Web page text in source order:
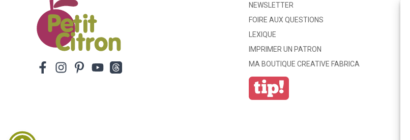
NEWSLETTER
FOIRE AUX QUESTIONS
LEXIQUE
IMPRIMER UN PATRON
MA BOUTIQUE CREATIVE FABRICA